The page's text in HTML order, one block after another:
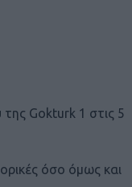
Gokturk 1 στις 5
όσο όμως και